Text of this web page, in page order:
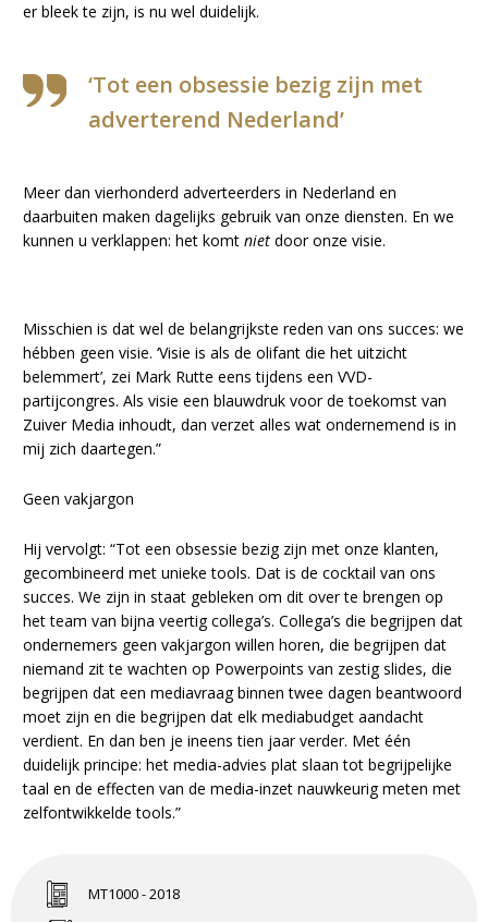
er bleek te zijn, is nu wel duidelijk.
‘Tot een obsessie bezig zijn met
adverterend Nederland’
Meer dan vierhonderd adverteerders in Nederland en
daarbuiten maken dagelijks gebruik van onze diensten. En we
kunnen u verklappen: het komtniet door onze visie.
Misschien is dat wel de belangrijkste reden van ons succes: we
hébben geen visie. ‘Visie is als de olifant die het uitzicht
belemmert’, zei Mark Rutte eens tijdens een VVD-
partijcongres. Als visie een blauwdruk voor de toekomst van
Zuiver Media inhoudt, dan verzet alles wat ondernemend is in
mij zich daartegen.”
Geen vakjargon
Hij vervolgt: “Tot een obsessie bezig zijn met onze klanten,
gecombineerd met unieke tools. Dat is de cocktail van ons
succes. We zijn in staat gebleken om dit over te brengen op
het team van bijna veertig collega’s. Collega’s die begrijpen dat
ondernemers geen vakjargon willen horen, die begrijpen dat
niemand zit te wachten op Powerpoints van zestig slides, die
begrijpen dat een mediavraag binnen twee dagen beantwoord
moet zijn en die begrijpen dat elk mediabudget aandacht
verdient. En dan ben je ineens tien jaar verder. Met één
duidelijk principe: het media-advies plat slaan tot begrijpelijke
taal en de effecten van de media-inzet nauwkeurig meten met
zelfontwikkelde tools.”
MT1000 - 2018